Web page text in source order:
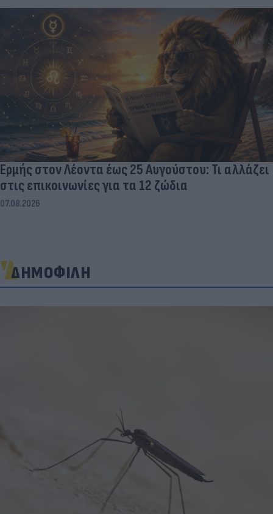
Ερμής στον Λέοντα έως 25 Αυγούστου: Τι αλλάζει
στις επικοινωνίες για τα 12 ζώδια
07.08.2026
ΔΗΜΟΦΙΛΗ